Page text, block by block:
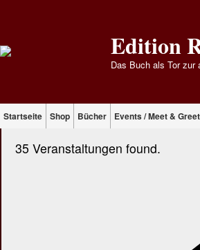
Edition
Das Buch als Tor zur
Startseite Shop Bücher Events / Meet & Greet
35 Veranstaltungen found.